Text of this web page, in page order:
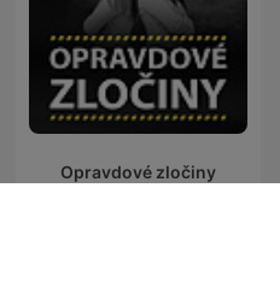
Opravdové zločiny